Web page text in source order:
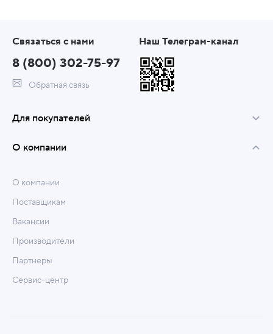
Связаться с нами
8 (800) 302-75-97
Обратная связь
Наш Телеграм-канал
Для покупателей
О компании
О компании
Поставщикам
Вакансии
Производители
Партнеры
Сервис-центр